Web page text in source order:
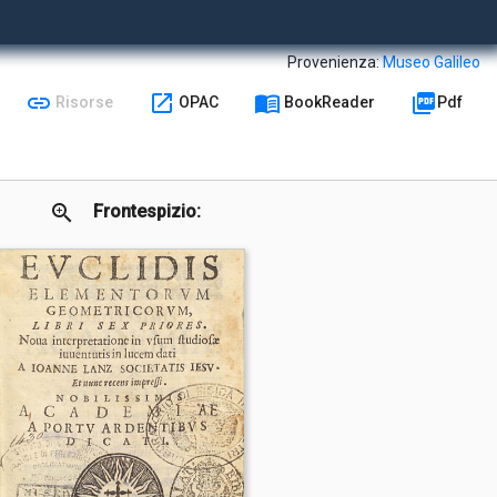
Provenienza:Museo Galileo
link Risorse open_in_new OPAC menu_book BookReader picture_as_pdf Pdf
zoom_in Frontespizio: